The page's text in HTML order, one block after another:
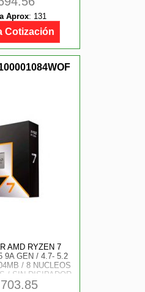
Aprox: 131
Cotización
AMD RYZEN 7
9A GEN / 4.7- 5.2
/ 8 NUCLEOS
/ SIN DISIPADOR
ALTO